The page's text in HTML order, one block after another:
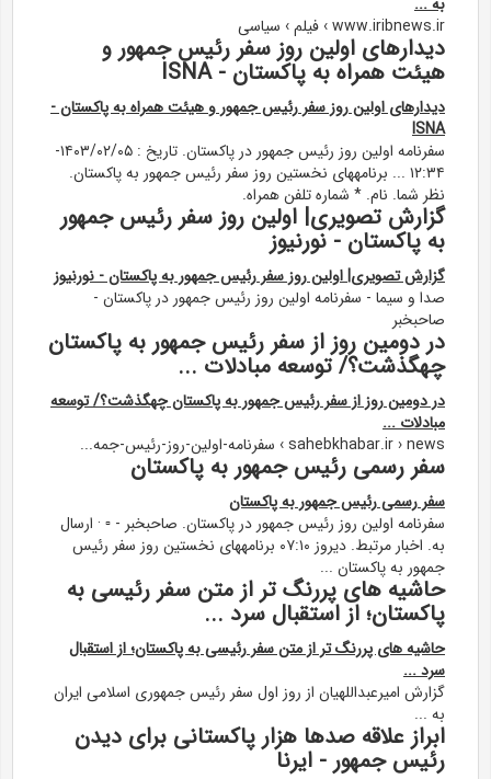
www.iribnews.ir › فیلم › سیاسی
دیدارهای اولین روز سفر رئیس جمهور و
هیئت همراه به پاکستان - ISNA
دیدارهای اولین روز سفر رئیس جمهور و هیئت همراه به پاکستان -
ISNA
سفرنامه اولین روز رئیس جمهور در پاکستان. تاریخ : ۱۴۰۳/۰۲/۰۵-
۱۲:۳۴ ... برنامههای نخستین روز سفر رئیس جمهور به پاکستان.
نظر شما. نام. * شماره تلفن همراه.
گزارش تصویری| اولین روز سفر رئیس جمهور
به پاکستان - نورنیوز
گزارش تصویری| اولین روز سفر رئیس جمهور به پاکستان - نورنیوز
صدا و سیما - سفرنامه اولین روز رئیس جمهور در پاکستان -
صاحبخبر
در دومین روز از سفر رئیس جمهور به پاکستان
چهگذشت؟/ توسعه مبادلات ...
در دومین روز از سفر رئیس جمهور به پاکستان چهگذشت؟/ توسعه
مبادلات ...
sahebkhabar.ir › news › سفرنامه-اولین-روز-رئیس-جمه...
سفر رسمی رئیس جمهور به پاکستان
سفر رسمی رئیس جمهور به پاکستان
سفرنامه اولین روز رئیس جمهور در پاکستان. صاحبخبر - ▫ · ارسال
به. اخبار مرتبط. دیروز ۰۷:۱۰ برنامههای نخستین روز سفر رئیس
جمهور به پاکستان ...
حاشیه های پررنگ تر از متن سفر رئیسی به
پاکستان؛ از استقبال سرد ...
حاشیه های پررنگ تر از متن سفر رئیسی به پاکستان؛ از استقبال
سرد ...
گزارش امیرعبداللهیان از روز اول سفر رئیس جمهوری اسلامی ایران
به ...
ابراز علاقه صدها هزار پاکستانی برای دیدن
رئیس جمهور - ایرنا